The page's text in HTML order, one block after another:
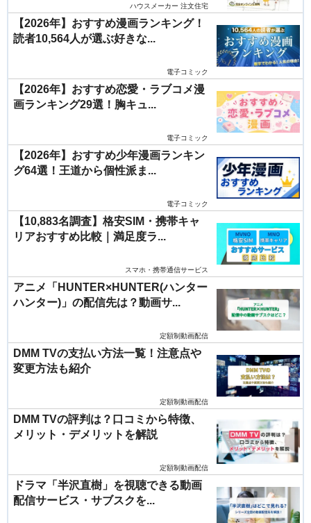
ハウスメーカー 注文住宅
【2026年】おすすめ漫画ランキング！
読者10,564人が選ぶ好きな...
電子コミック
【2026年】おすすめ恋愛・ラブコメ漫
画ランキング29選！胸キュ...
電子コミック
【2026年】おすすめ少年漫画ランキン
グ64選！王道から個性派ま...
電子コミック
【10,883名調査】格安SIM・携帯キャ
リアおすすめ比較｜満足度ラ...
スマホ・携帯通信サービス
アニメ「HUNTER×HUNTER(ハンター
ハンター)」の配信先は？動画サ...
定額制動画配信
DMM TVの支払い方法一覧！注意点や
変更方法も紹介
定額制動画配信
DMM TVの評判は？口コミから特徴、
メリット・デメリットを解説
定額制動画配信
ドラマ「半沢直樹」を視聴できる動画
配信サービス・サブスクを...